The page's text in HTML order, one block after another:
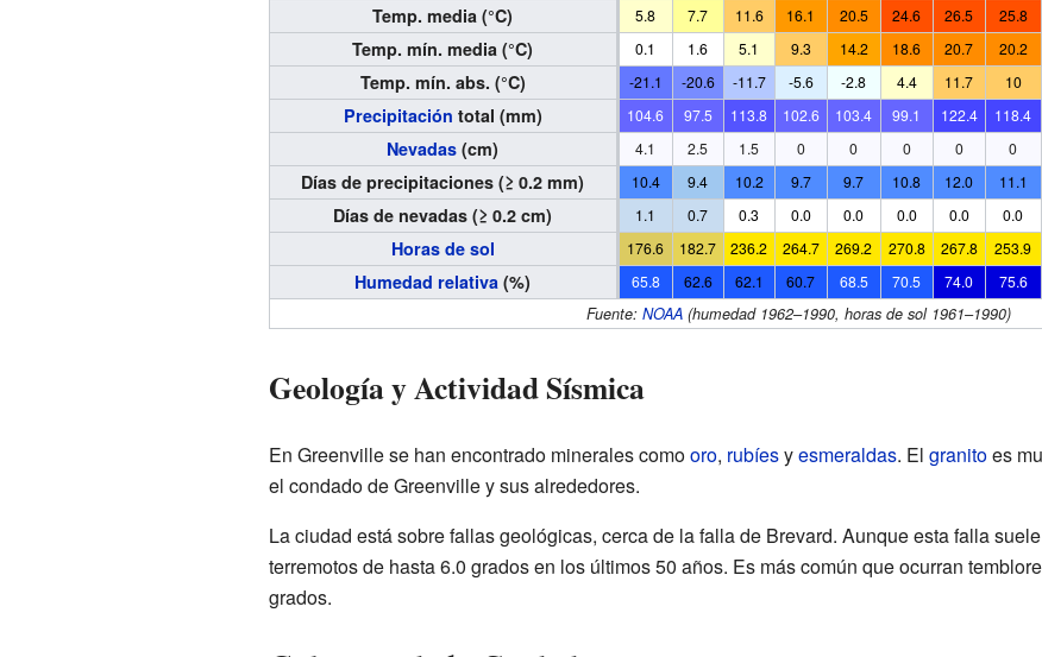
Temp. media (°C) 5.8 7.7 11.6 16.1 20.5 24.6 26.5 25.8
Temp. mín. media (°C) 0.1 1.6 5.1 9.3 14.2 18.6 20.7 20.2
Temp. mín. abs. (°C) -21.1 -20.6 -11.7 -5.6 -2.8 4.4 11.7 10
Precipitación total (mm) 104.6 97.5 113.8 102.6 103.4 99.1 122.4 118.4
Nevadas (cm) 4.1 2.5 1.5 0 0 0 0 0
Días de precipitaciones (≥ 0.2 mm) 10.4 9.4 10.2 9.7 9.7 10.8 12.0 11.1
Días de nevadas (≥ 0.2 cm) 1.1 0.7 0.3 0.0 0.0 0.0 0.0 0.0
Horas de sol 176.6 182.7 236.2 264.7 269.2 270.8 267.8 253.9
Humedad relativa (%) 65.8 62.6 62.1 60.7 68.5 70.5 74.0 75.6
Fuente:NOAA (humedad 1962–1990, horas de sol 1961–1990)
Geología y Actividad Sísmica
En Greenville se han encontrado minerales comooro, rubíesyesmeraldas. El granitoes
el condado de Greenville y sus alrededores.
La ciudad está sobre fallas geológicas, cerca de la falla de Brevard. Aunque esta falla
terremotos de hasta 6.0 grados en los últimos 50 años. Es más común que ocurran
grados.